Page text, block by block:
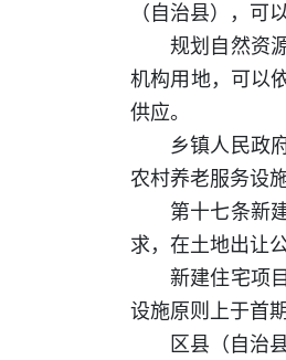
（自治县），可
规划自然资
机构用地，可以
供应。
乡镇人民政
农村养老服务设
第十七条新
求，在土地出让
新建住宅项
设施原则上于首
区县（自治